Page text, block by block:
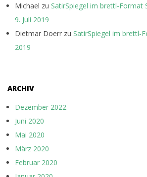
Michael zu SatirSpiegel im brettl-Format
9. Juli 2019
Dietmar Doerr zu SatirSpiegel im brettl-
2019
ARCHIV
Dezember 2022
Juni 2020
Mai 2020
März 2020
Februar 2020